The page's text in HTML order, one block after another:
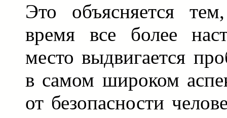
Это объясняется
время все более
место выдвигается
в самом широком
от безопасности